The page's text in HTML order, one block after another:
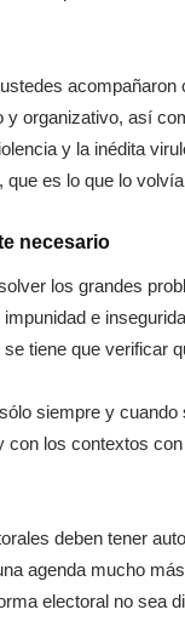
organizativo, así
y la inédita
es lo que lo
necesario
los grandes
e
tiene que verificar
siempre y
los contextos
deben tener
agenda mucho
electoral no sea